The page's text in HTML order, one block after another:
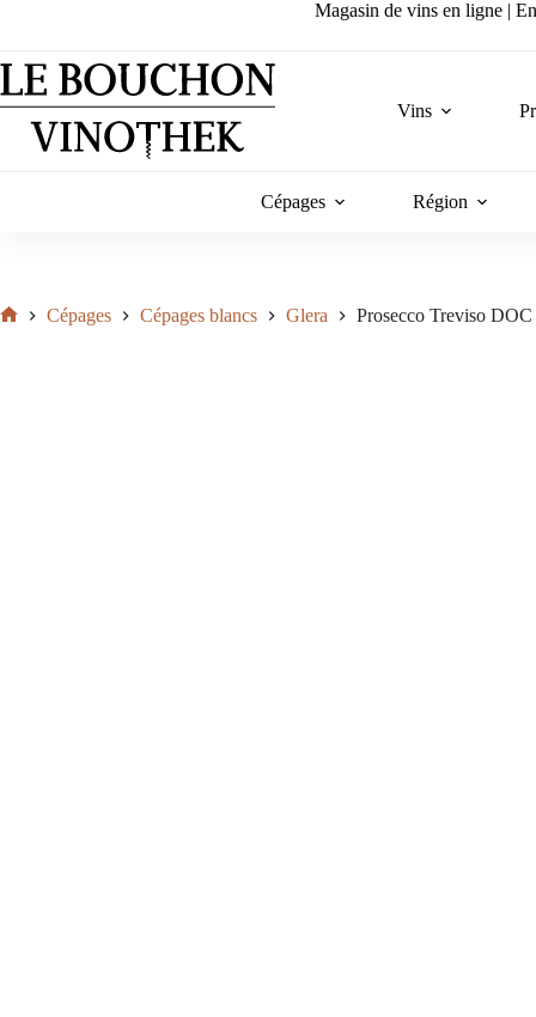
Magasin de vins en ligne |
Vins
Cépages Région
Cépages Cépages blancs Glera Prosecco Treviso